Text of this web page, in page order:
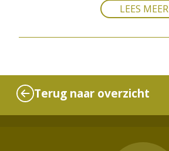
LEES MEER
Terug naar overzicht